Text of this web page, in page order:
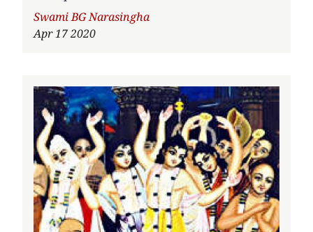
Author
Swami BG Narasingha
Apr 17 2020